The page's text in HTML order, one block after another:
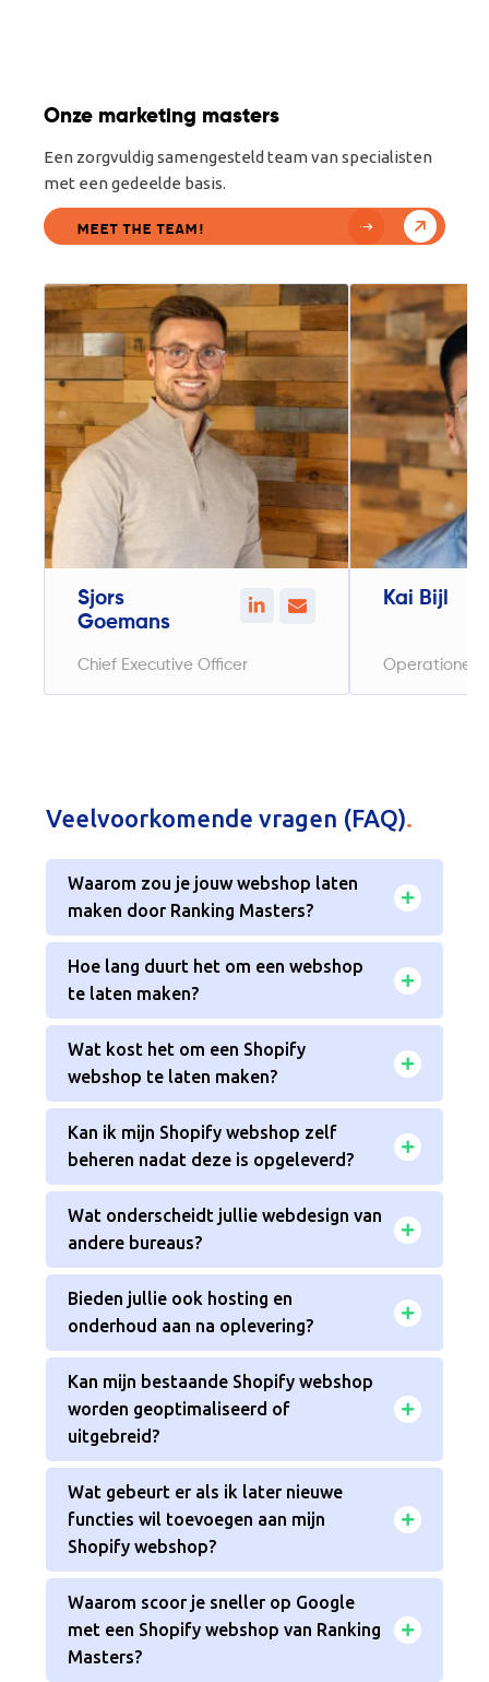
Onze marketing masters
Een zorgvuldig samengesteld team van specialisten
met een gedeelde basis.
Meet The Team!
Sjors
Goemans
Chief Executive Officer
Kai Bijl
Operationeel
Veelvoorkomende vragen (FAQ).
Waarom zou je jouw webshop laten
maken door Ranking Masters?
Hoe lang duurt het om een webshop
te laten maken?
Wat kost het om een Shopify
webshop te laten maken?
Kan ik mijn Shopify webshop zelf
beheren nadat deze is opgeleverd?
Wat onderscheidt jullie webdesign van
andere bureaus?
Bieden jullie ook hosting en
onderhoud aan na oplevering?
Kan mijn bestaande Shopify webshop
worden geoptimaliseerd of
uitgebreid?
Wat gebeurt er als ik later nieuwe
functies wil toevoegen aan mijn
Shopify webshop?
Waarom scoor je sneller op Google
met een Shopify webshop van Ranking
Masters?